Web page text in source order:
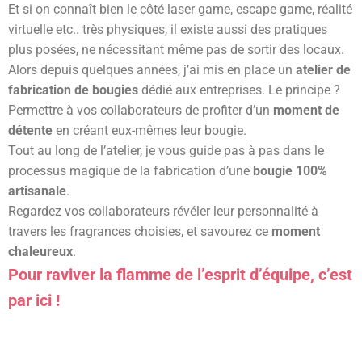
Et si on connaît bien le côté laser game, escape game, réalité
virtuelle etc.. très physiques, il existe aussi des pratiques
plus posées, ne nécessitant même pas de sortir des locaux.
Alors depuis quelques années, j’ai mis en place un atelier de
fabrication de bougies dédié aux entreprises. Le principe ?
Permettre à vos collaborateurs de profiter d’un moment de
détente en créant eux-mêmes leur bougie.
Tout au long de l’atelier, je vous guide pas à pas dans le
processus magique de la fabrication d’une bougie 100%
artisanale.
Regardez vos collaborateurs révéler leur personnalité à
travers les fragrances choisies, et savourez ce moment
chaleureux.
Pour raviver la flamme de l’esprit d’équipe, c’est
par ici !